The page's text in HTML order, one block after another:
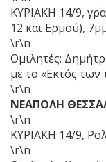
ΚΥΡΙΑΚΗ 14/9,
12 και Ερμού),
\r\n
Ομιλητές:
με το «Εκτός
\r\n
ΝΕΑΠΟΛΗ
\r\n
ΚΥΡΙΑΚΗ 14/9,
\r\n